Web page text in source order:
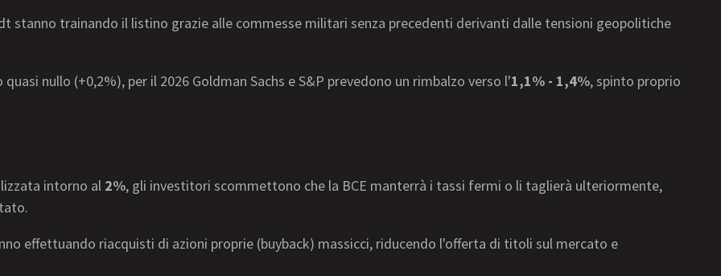
stanno trainando il listino grazie alle commesse militari senza precedenti derivanti dalle tensioni geopolitiche
nullo (+0,2%), per il 2026 Goldman Sachs e S&P prevedono un rimbalzo verso l'1,1% - 1,4%, spinto proprio
intorno al 2%, gli investitori scommettono che la BCE manterrà i tassi fermi o li taglierà ulteriormente,
effettuando riacquisti di azioni proprie (buyback) massicci, riducendo l'offerta di titoli sul mercato e